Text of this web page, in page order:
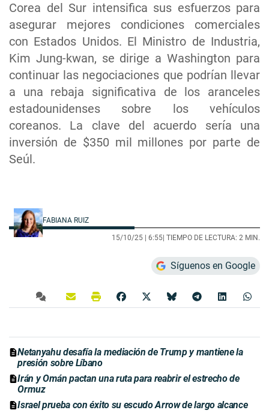
Corea del Sur intensifica sus esfuerzos para
asegurar mejores condiciones comerciales
con Estados Unidos. El Ministro de Industria,
Kim Jung-kwan, se dirige a Washington para
continuar las negociaciones que podrían llevar
a una rebaja significativa de los aranceles
estadounidenses sobre los vehículos
coreanos. La clave del acuerdo sería una
inversión de $350 mil millones por parte de
Seúl.
FABIANA RUIZ
15/10/25 | 6:55 | TIEMPO DE LECTURA: 2 MIN.
Síguenos en Google
Netanyahu desafía la mediación de Trump y mantiene la
presión sobre Líbano
Irán y Omán pactan una ruta para reabrir el estrecho de
Ormuz
Israel prueba con éxito su escudo Arrow de largo alcance